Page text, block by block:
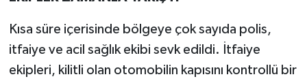
Kısa süre içerisinde bölgeye çok sayıda polis,
itfaiye ve acil sağlık ekibi sevk edildi. İtfaiye
ekipleri, kilitli olan otomobilin kapısını kontrollü bir